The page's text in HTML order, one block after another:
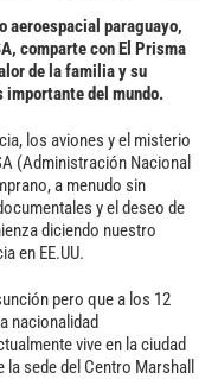
aeroespacial paraguayo,
comparte con El Prisma
de la familia y su
importante del mundo.
los aviones y el misterio
(Administración Nacional
a menudo sin
y el deseo de
diciendo nuestro
en EE.UU.
pero que a los 12
nacionalidad
vive en la ciudad
sede del Centro Marshall